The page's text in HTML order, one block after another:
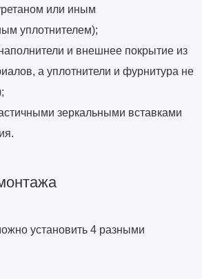
или иным
уплотнителем);
и внешнее покрытие из
а уплотнители и фурнитура не
зеркальными вставками
установить 4 разными